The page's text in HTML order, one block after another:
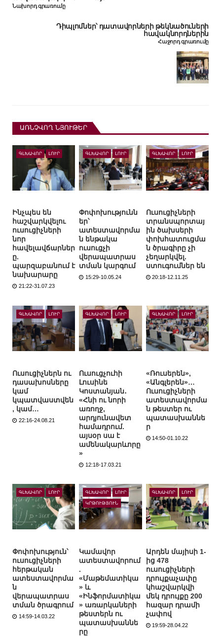
Նախորդ գրառումը
Դիպլոմներ՝ դատավորների թեկնածուների
հավակնորդներին
Հաջորդ գրառումը
ԱՌՆՉՎՈՂ ՆՅՈՒԹԵՐ
ԳԼԽԱՎՈՐ ԼՈՒՐ
Ինչպես են
հաշվարկվելու
ուսուցիչների
նոր
հավելավճարներ
ը.
պարզաբանում է
նախարարը
21:22-31.07.23
ԳԼԽԱՎՈՐ ԼՈՒՐ
Փոփոխությունն
եր՝
ատեստավորմա
ն ենթակա
ուսուցչի
վերապատրաս
տման կարգում
15:29-10.05.24
ԳԼԽԱՎՈՐ ԼՈՒՐ
Ուսուցիչների
տրանսպորտայ
ին ծախսերի
փոխհատուցմա
ն ծրագիրը չի
չեղարկվել.
ստուգումներ են
20:18-12.11.25
ԳԼԽԱՎՈՐ ԼՈՒՐ
Ուսուցիչներն ու
դասախոսները
կամ
կպատվաստվեն
, կամ…
22:16-24.08.21
ԳԼԽԱՎՈՐ ԼՈՒՐ
Ուսուցչուհի
Լուսինե
Կոստանյան․
«Հնի ու նորի
առողջ,
արդյունավետ
համադրում.
այսօր սա է
ամենակարևորը
»
12:18-17.03.21
ԳԼԽԱՎՈՐ ԼՈՒՐ
«Ռուսերեն»,
«Անգլերեն»…
Ուսուցիչների
ատեստավորմա
ն թեստեր ու
պատասխաննե
ր
14:50-01.10.22
ԳԼԽԱՎՈՐ ԼՈՒՐ
Փոփոխություն՝
ուսուցիչների
հերթական
ատեստավորմա
ն
վերապատրաս
տման ծրագրում
14:59-14.03.22
ԳԼԽԱՎՈՐ ԼՈՒՐ
ԿՐԹՈՒԹՅՈՒՆ
Կամավոր
ատեստավորում
.
«Մաթեմատիկա
» և
«Ինֆորմատիկա
» առարկաների
թեստերն ու
պատասխաննե
րը
ԳԼԽԱՎՈՐ ԼՈՒՐ
Արդեն մայիսի 1-
ից 478
ուսուցիչների
դրույքաչափը
կհաշվարկվի
մեկ դրույքը 200
հազար դրամի
չափով
19:59-28.04.22